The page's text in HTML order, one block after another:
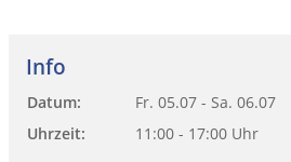
Info
Datum: Fr. 05.07 - Sa. 06.07
Uhrzeit:
11:00 - 17:00 Uhr